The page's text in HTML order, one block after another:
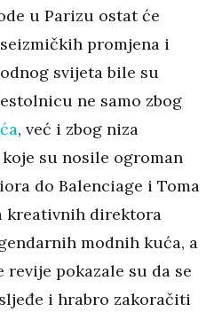
u Parizu ostat će
promjena i
svijeta bile su
ne samo zbog
, već i zbog niza
su nosile ogroman
do Balenciage i Toma
kreativnih direktora
modnih kuća, a
pokazale su da se
i hrabro zakoračiti